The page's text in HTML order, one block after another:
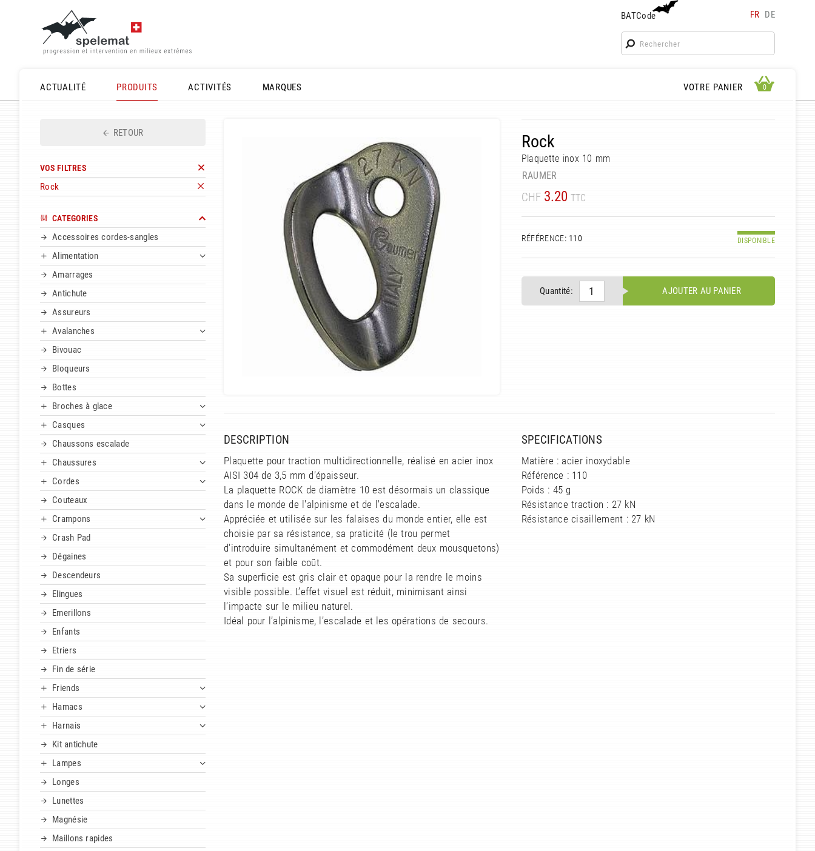
BATCode FR DE
BATCode
Rentrez votre BATCode et validez
ACTUALITÉ
PRODUITS ACTIVITÉS MARQUES VOTRE PANIER 0 0
RETOUR
VOS FILTRES
Rock
CATEGORIES
Accessoires cordes-sangles
Alimentation
Amarrages
Antichute
Assureurs
Avalanches
Bivouac
Bloqueurs
Bottes
Broches à glace
Casques
Chaussons escalade
Chaussures
Cordes
Couteaux
Crampons
Crash Pad
Dégaines
Descendeurs
Elingues
Emerillons
Enfants
Etriers
Fin de série
Friends
Hamacs
Harnais
Kit antichute
Lampes
Longes
Lunettes
Magnésie
Maillons rapides
Rock
Plaquette inox 10 mm
RAUMER
CHF 3.20 TTC
RÉFÉRENCE: 110 DISPONIBLE
Quantité: AJOUTER AU PANIER
DESCRIPTION
Plaquette pour traction multidirectionnelle, réalisé en acier inox
AISI 304 de 3,5 mm d’épaisseur.
La plaquette ROCK de diamètre 10 est désormais un classique
dans le monde de l'alpinisme et de l'escalade.
Appréciée et utilisée sur les falaises du monde entier, elle est
choisie par sa résistance, sa praticité (le trou permet
d’introduire simultanément et commodément deux mousquetons)
et pour son faible coût.
Sa superficie est gris clair et opaque pour la rendre le moins
visible possible. L’effet visuel est réduit, minimisant ainsi
l’impacte sur le milieu naturel.
Idéal pour l’alpinisme, l’escalade et les opérations de secours.
SPECIFICATIONS
Matière : acier inoxydable
Référence : 110
Poids : 45 g
Résistance traction : 27 kN
Résistance cisaillement : 27 kN